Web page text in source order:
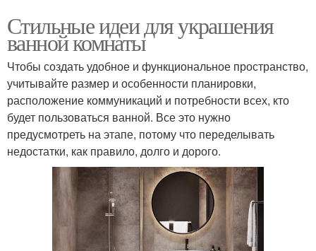
Стильные идеи для украшения
ванной комнаты
Чтобы создать удобное и функциональное пространство,
учитывайте размер и особенности планировки,
расположение коммуникаций и потребности всех, кто
будет пользоваться ванной. Все это нужно
предусмотреть на этапе, потому что переделывать
недостатки, как правило, долго и дорого.